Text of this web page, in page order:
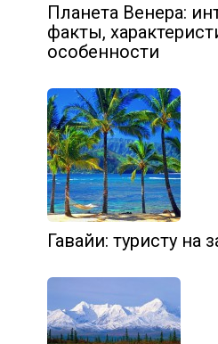
Планета Венера:
факты,
особенности
Гавайи: туристу на